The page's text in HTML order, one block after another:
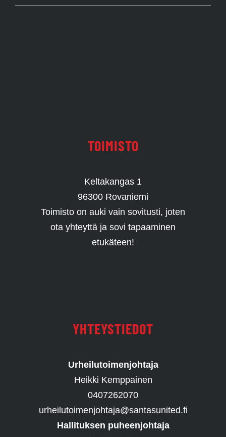
TOIMISTO
Keltakangas 1
96300 Rovaniemi
Toimisto on auki vain sovitusti, joten
ota yhteyttä ja sovi tapaaminen
etukäteen!
YHTEYSTIEDOT
Urheilutoimenjohtaja
Heikki Kemppainen
0407262070
urheilutoimenjohtaja@santasunited.fi
Hallituksen puheenjohtaja